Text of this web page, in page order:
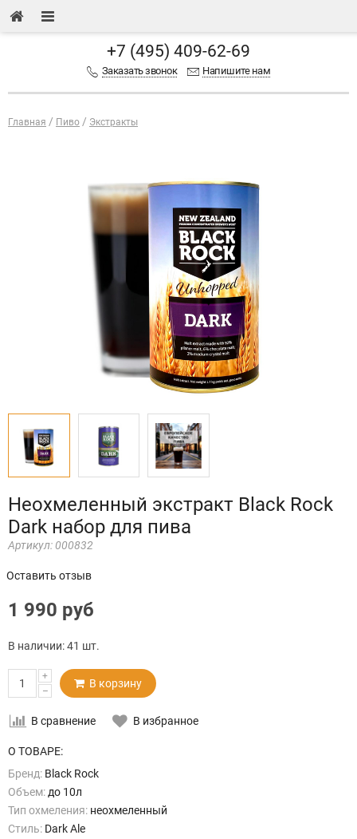
+7 (495) 409-62-69
Заказать звонок Напишите нам
Главная Пиво Экстракты
Неохмеленный экстракт Black Rock
Dark набор для пива
Артикул: 000832
Оставить отзыв
1 990 руб
В наличии:41 шт.
+
–
В корзину
В сравнение В избранное
О ТОВАРЕ:
Бренд: Black Rock
Объем: до 10л
Тип охмеления: неохмеленный
Стиль: Dark Ale